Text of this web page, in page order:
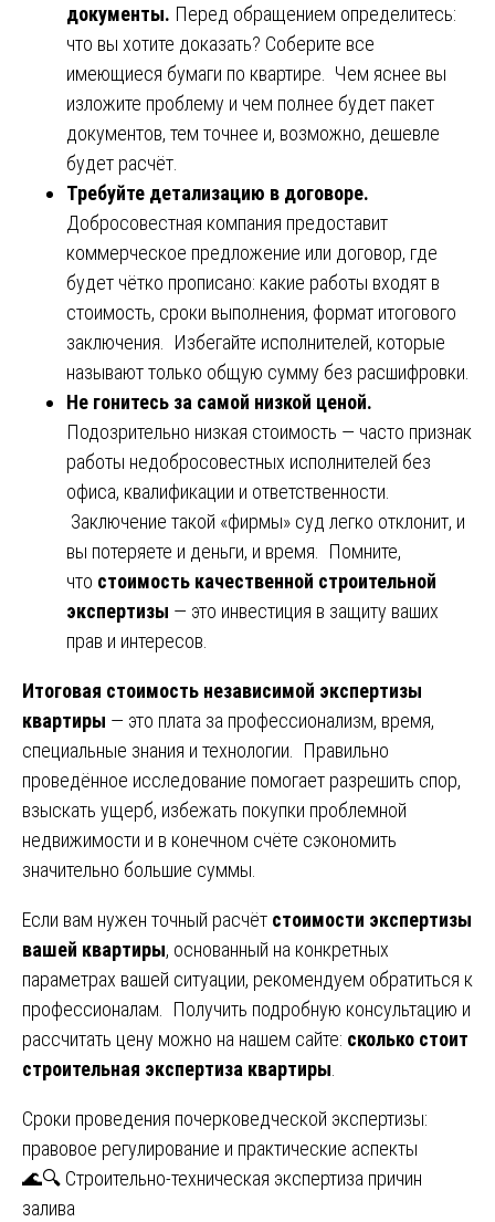
документы. Перед обращением определитесь:
что вы хотите доказать? Соберите все
имеющиеся бумаги по квартире. Чем яснее вы
изложите проблему и чем полнее будет пакет
документов, тем точнее и, возможно, дешевле
будет расчёт.
Требуйте детализацию в договоре.
Добросовестная компания предоставит
коммерческое предложение или договор, где
будет чётко прописано: какие работы входят в
стоимость, сроки выполнения, формат итогового
заключения. Избегайте исполнителей, которые
называют только общую сумму без расшифровки.
Не гонитесь за самой низкой ценой.
Подозрительно низкая стоимость — часто признак
работы недобросовестных исполнителей без
офиса, квалификации и ответственности.
Заключение такой «фирмы» суд легко отклонит, и
вы потеряете и деньги, и время. Помните,
что стоимость качественной строительной
экспертизы — это инвестиция в защиту ваших
прав и интересов.
Итоговая стоимость независимой экспертизы
квартиры — это плата за профессионализм, время,
специальные знания и технологии. Правильно
проведённое исследование помогает разрешить спор,
взыскать ущерб, избежать покупки проблемной
недвижимости и в конечном счёте сэкономить
значительно большие суммы.
Если вам нужен точный расчёт стоимости экспертизы
вашей квартиры, основанный на конкретных
параметрах вашей ситуации, рекомендуем обратиться к
профессионалам. Получить подробную консультацию и
рассчитать цену можно на нашем сайте: сколько стоит
строительная экспертиза квартиры
Навигация
по
записям
Сроки проведения почерковедческой экспертизы:
правовое регулирование и практические аспекты
🌊🔍 Строительно-техническая экспертиза причин
залива